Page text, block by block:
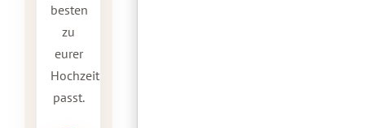
besten
zu
eurer
Hochzeit
passt.